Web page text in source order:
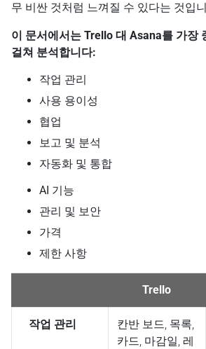
무 비싼 것처럼 느껴질 수 있다는 것입
이 문서에서는 Trello 대 Asana를 가장
걸쳐 분석합니다:
작업 관리
사용 용이성
협업
보고 및 분석
자동화 및 통합
AI 기능
관리 및 보안
가격
제한 사항
Trello
작업 관리
칸반 보드, 목록,
카드, 마감일, 레